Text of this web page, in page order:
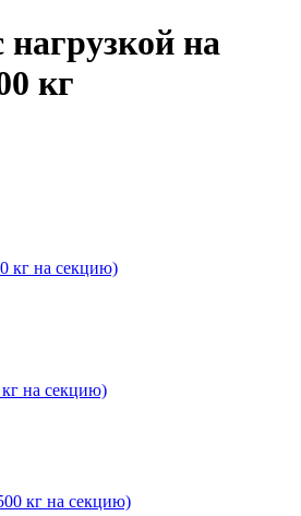
на
кг
кг на секцию)
на секцию)
кг на секцию)